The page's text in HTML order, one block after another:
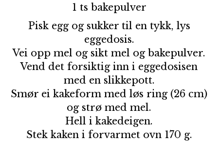
1 ts bakepulver
Pisk egg og sukker til en tykk, lys
eggedosis.
Vei opp mel og sikt mel og bakepulver.
Vend det forsiktig inn i eggedosisen
med en slikkepott.
Smør ei kakeform med løs ring (26 cm)
og strø med mel.
Hell i kakedeigen.
Stek kaken i forvarmet ovn 170 g.